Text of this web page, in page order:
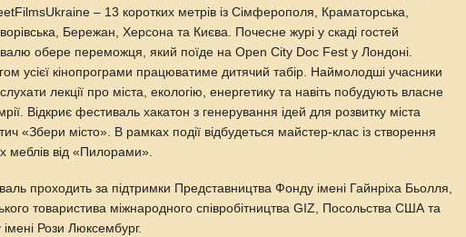
– 13 коротких метрів із Сімферополя, Краматорська,
Бережан, Херсона та Києва. Почесне журі у скаді гостей
обере переможця, який поїде на Open City Doc Fest у Лондоні.
усієї кінопрограми працюватиме дитячий табір. Наймолодші учасники
лекції про міста, екологію, енергетику та навіть побудують власне
Відкриє фестиваль хакатон з генерування ідей для розвитку міста
«Збери місто». В рамках події відбудеться майстер-клас із створення
меблів від «Пилорами».
проходить за підтримки Представництва Фонду імені Гайнріха Бьолля,
товаристива міжнародного співробітництва GIZ, Посольства США та
Рози Люксембург.